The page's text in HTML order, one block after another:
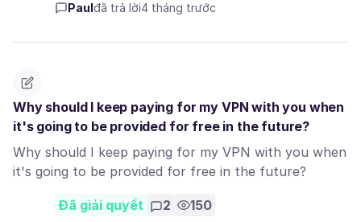
Paul đã trả lời4 tháng trước
Why should I keep paying for my VPN with you when
it's going to be provided for free in the future?
Why should I keep paying for my VPN with you when
it's going to be provided for free in the future?
Đã giải quyết 2 150